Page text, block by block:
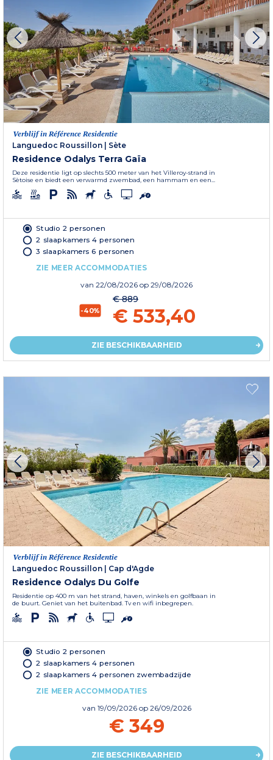
Verblijf in Référence Residentie
Languedoc Roussillon | Sète
Residence Odalys Terra Gaïa
Deze residentie ligt op slechts 500 meter van het Villeroy-strand in
Sètoise en biedt een verwarmd zwembad, een hammam en een...
Studio 2 personen
2 slaapkamers 4 personen
3 slaapkamers 6 personen
ZIE MEER ACCOMMODATIES
van 22/08/2026 op 29/08/2026
-40%
€ 889
€ 533,40
ZIE BESCHIKBAARHEID
Verblijf in Référence Residentie
Languedoc Roussillon | Cap d'Agde
Residence Odalys Du Golfe
Residentie op 400 m van het strand, haven, winkels en golfbaan in
de buurt. Geniet van het buitenbad. Tv en wifi inbegrepen.
Studio 2 personen
2 slaapkamers 4 personen
2 slaapkamers 4 personen zwembadzijde
ZIE MEER ACCOMMODATIES
van 19/09/2026 op 26/09/2026
€ 349
ZIE BESCHIKBAARHEID